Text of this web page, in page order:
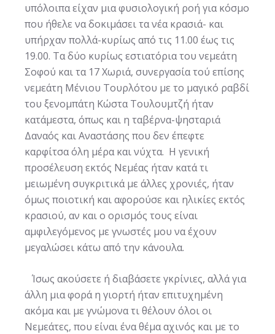
υπόλοιπα είχαν μια φυσιολογική ροή για κόσμο
που ήθελε να δοκιμάσει τα νέα κρασιά- και
υπήρχαν πολλά-κυρίως από τις 11.00 έως τις
19.00. Τα δύο κυρίως εστιατόρια του νεμεάτη
Σοφού και τα 17 Χωριά, συνεργασία τού επίσης
νεμεάτη Μένιου Τουρλότου με το μαγικό ραβδί
του ξενομπάτη Κώστα Τουλουμτζή ήταν
κατάμεστα, όπως και η ταβέρνα-ψησταριά
Δαναός και Αναστάσης που δεν έπεφτε
καρφίτσα όλη μέρα και νύχτα. Η γενική
προσέλευση εκτός Νεμέας ήταν κατά τι
μειωμένη συγκριτικά με άλλες χρονιές, ήταν
όμως ποιοτική και αφορούσε και ηλικίες εκτός
κρασιού, αν και ο ορισμός τους είναι
αμφιλεγόμενος με γνωστές μου να έχουν
μεγαλώσει κάτω από την κάνουλα.
Ίσως ακούσετε ή διαβάσετε γκρίνιες, αλλά για
άλλη μια φορά η γιορτή ήταν επιτυχημένη
ακόμα και με γνώμονα τι θέλουν όλοι οι
Νεμεάτες, που είναι ένα θέμα αχινός και με το